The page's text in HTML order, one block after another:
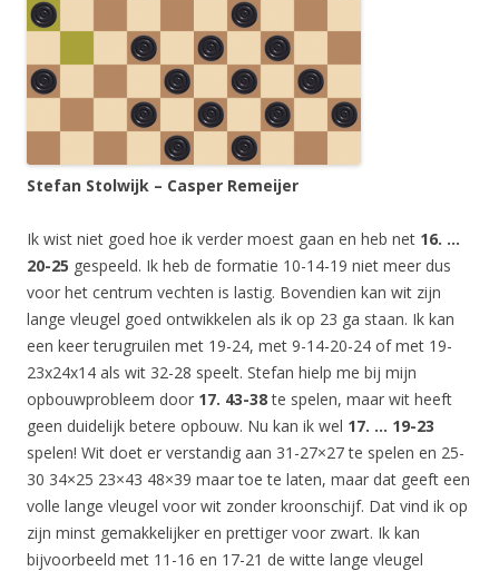
Stefan Stolwijk – Casper Remeijer
Ik wist niet goed hoe ik verder moest gaan en heb net 16. …
20-25 gespeeld. Ik heb de formatie 10-14-19 niet meer dus
voor het centrum vechten is lastig. Bovendien kan wit zijn
lange vleugel goed ontwikkelen als ik op 23 ga staan. Ik kan
een keer terugruilen met 19-24, met 9-14-20-24 of met 19-
23x24x14 als wit 32-28 speelt. Stefan hielp me bij mijn
opbouwprobleem door 17. 43-38te spelen, maar wit heeft
geen duidelijk betere opbouw. Nu kan ik wel 17. … 19-23
spelen! Wit doet er verstandig aan 31-27×27 te spelen en 25-
30 34×25 23×43 48×39 maar toe te laten, maar dat geeft een
volle lange vleugel voor wit zonder kroonschijf. Dat vind ik op
zijn minst gemakkelijker en prettiger voor zwart. Ik kan
bijvoorbeeld met 11-16 en 17-21 de witte lange vleugel